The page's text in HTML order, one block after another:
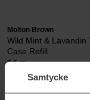
Samtycke
Molton Brown
Wild Mint & Lavandin
Case Refill
7.5 ml
Normaali hinta